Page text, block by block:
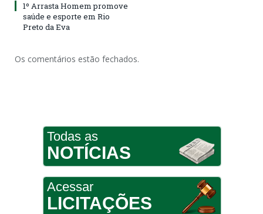
1º Arrasta Homem promove
saúde e esporte em Rio
Preto da Eva
Os comentários estão fechados.
Todas as
NOTÍCIAS
Acessar
LICITAÇÕES